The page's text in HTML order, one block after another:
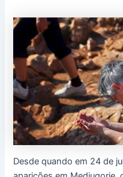
Desde quando em 24 de